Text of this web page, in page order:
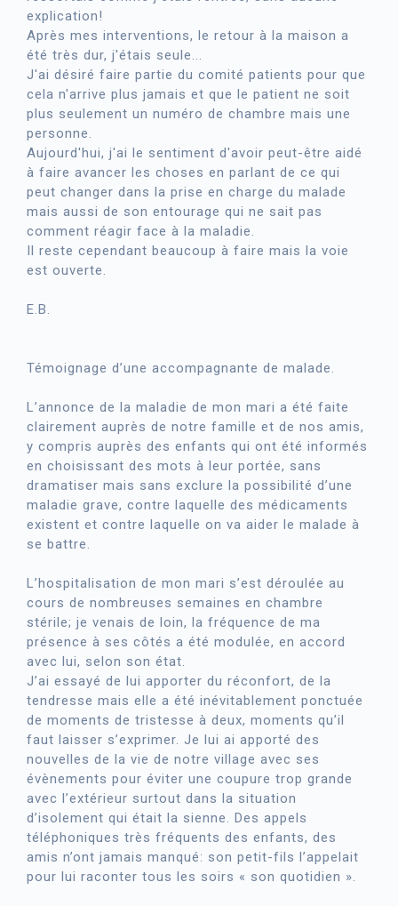
explication!
Après mes interventions, le retour à la maison a
été très dur, j'étais seule...
J'ai désiré faire partie du comité patients pour que
cela n'arrive plus jamais et que le patient ne soit
plus seulement un numéro de chambre mais une
personne.
Aujourd'hui, j'ai le sentiment d'avoir peut-être aidé
à faire avancer les choses en parlant de ce qui
peut changer dans la prise en charge du malade
mais aussi de son entourage qui ne sait pas
comment réagir face à la maladie.
Il reste cependant beaucoup à faire mais la voie
est ouverte.
E.B.
Témoignage d’une accompagnante de malade.
L’annonce de la maladie de mon mari a été faite
clairement auprès de notre famille et de nos amis,
y compris auprès des enfants qui ont été informés
en choisissant des mots à leur portée, sans
dramatiser mais sans exclure la possibilité d’une
maladie grave, contre laquelle des médicaments
existent et contre laquelle on va aider le malade à
se battre.
L’hospitalisation de mon mari s’est déroulée au
cours de nombreuses semaines en chambre
stérile; je venais de loin, la fréquence de ma
présence à ses côtés a été modulée, en accord
avec lui, selon son état.
J’ai essayé de lui apporter du réconfort, de la
tendresse mais elle a été inévitablement ponctuée
de moments de tristesse à deux, moments qu’il
faut laisser s’exprimer. Je lui ai apporté des
nouvelles de la vie de notre village avec ses
évènements pour éviter une coupure trop grande
avec l’extérieur surtout dans la situation
d’isolement qui était la sienne. Des appels
téléphoniques très fréquents des enfants, des
amis n’ont jamais manqué: son petit-fils l’appelait
pour lui raconter tous les soirs « son quotidien ».